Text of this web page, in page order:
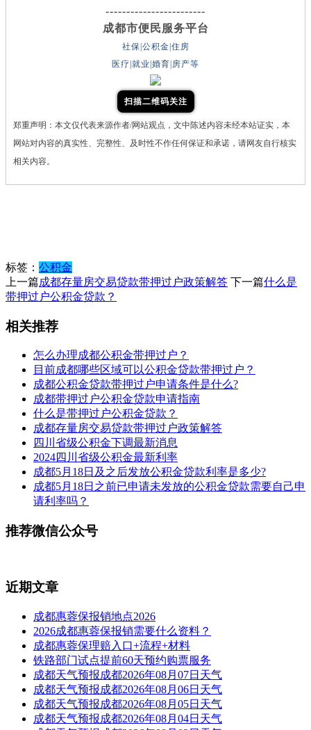
------------------------
成都市便民服务平台
社保|公积金|住房
医疗|就业|婚育|房产等
扫描二维码关注
郑重声明：本文仅代表来源作者/网站观点，文中陈述内容未经本站证实，本
网站对内容的真实性、完整性、及时性不作任何保证和承诺，请网友自行核实
相关内容。
标签： 公积金
上一篇成都存量房交易贷款带押过户政策解答 下一篇什么是
带押过户公积金贷款？
相关推荐
怎么办理成都公积金带押过户？
目前成都哪些区域可以公积金贷款带押过户？
成都公积金贷款带押过户申请条件是什么?
成都带押过户公积金贷款申请指南
什么是带押过户公积金贷款？
成都存量房交易贷款带押过户政策解答
四川省级公积金下调最新消息
2024四川省级公积金最新利率
成都5月18日及之后发放公积金贷款利率是多少?
成都5月18日之前已申请未发放的公积金贷款需要自己申
请利率吗？
推荐微信公众号
近期文章
成都惠蓉保报销地点2026
2026成都惠蓉保报销需要什么资料？
成都惠蓉保理赔入口+流程+材料
铁路部门试点提前60天预约购票服务
成都天气预报成都2026年08月07日天气
成都天气预报成都2026年08月06日天气
成都天气预报成都2026年08月05日天气
成都天气预报成都2026年08月04日天气